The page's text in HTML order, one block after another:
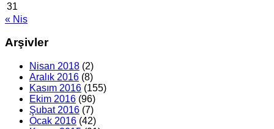
31
« Nis
Arşivler
Nisan 2018 (2)
Aralık 2016 (8)
Kasım 2016 (155)
Ekim 2016 (96)
Şubat 2016 (7)
Ocak 2016 (42)